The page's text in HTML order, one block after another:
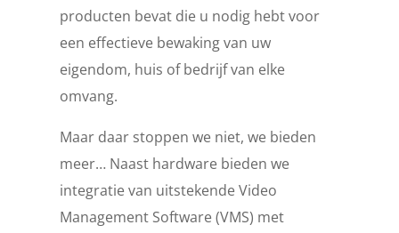
producten bevat die u nodig hebt voor
een effectieve bewaking van uw
eigendom, huis of bedrijf van elke
omvang.
Maar daar stoppen we niet, we bieden
meer… Naast hardware bieden we
integratie van uitstekende Video
Management Software (VMS) met